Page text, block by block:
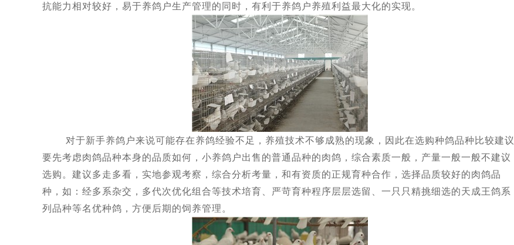
抗能力相对较好，易于养鸽户生产管理的同时，有利于养鸽户养殖利益最大化的实现。
对于新手养鸽户来说可能存在养鸽经验不足，养殖技术不够成熟的现象，因此在选购种鸽品种比较建议
要先考虑肉鸽品种本身的品质如何，小养鸽户出售的普通品种的肉鸽，综合素质一般，产量一般一般不建议
选购。建议多走多看，实地参观考察，综合分析考量，和有资质的正规育种合作，选择品质较好的肉鸽品
种，如：经多系杂交，多代次优化组合等技术培育、严苛育种程序层层选留、一只只精挑细选的天成王鸽系
列品种等名优种鸽，方便后期的饲养管理。